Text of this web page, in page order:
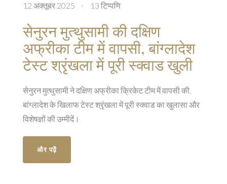
12 अक्तूबर 2025 · 13 टिप्पणि
सेनुरन मुत्थुसामी की दक्षिण
अफ्रीका टीम में वापसी, बांग्लादेश
टेस्ट श्रृंखला में पूरी स्क्वाड खुली
सेनुरन मुत्थुसामी ने दक्षिण अफ्रीका क्रिकेट टीम में वापसी की,
बांग्लादेश के खिलाफ टेस्ट श्रृंखला में पूरी स्क्वाड का खुलासा और
विशेषज्ञों की उम्मीदें।
और पढ़ें